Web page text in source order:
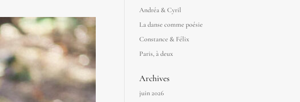
Andréa & Cyril
La danse comme poésie
Constance & Félix
Paris, à deux
Archives
juin 2026